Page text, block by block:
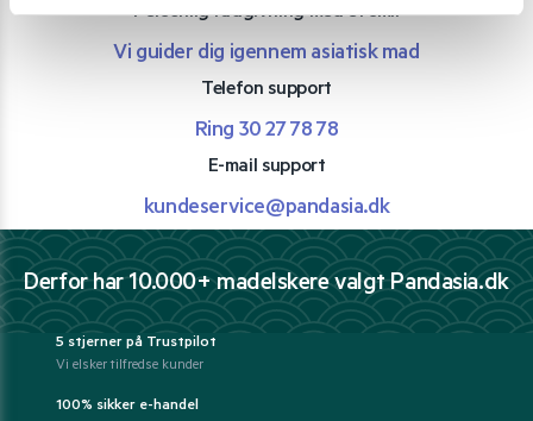
Personlig rådgivning med et smil
Vi guider dig igennem asiatisk mad
Telefon support
Ring 30 27 78 78
E-mail support
kundeservice@pandasia.dk
Derfor har 10.000+ madelskere valgt Pandasia.dk
5 stjerner på Trustpilot
Vi elsker tilfredse kunder
100% sikker e-handel